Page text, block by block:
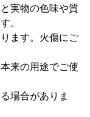
実物の色味や質
。
ます。火傷にご
来の用途でご使
場合がありま